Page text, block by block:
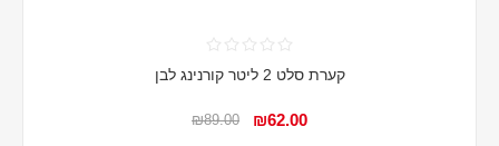
קערת סלט 2 ליטר קורנינג לבן
₪62.00
₪89.00